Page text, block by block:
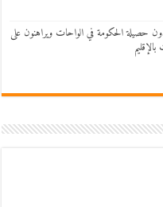
حصيلة الحكومة في الواحات ويراهنون على